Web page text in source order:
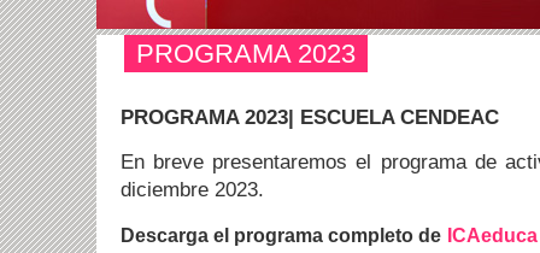
PROGRAMA 2023
PROGRAMA 2023| ESCUELA CENDEAC
En breve presentaremos el programa de
diciembre 2023.
Descarga el programa completo de